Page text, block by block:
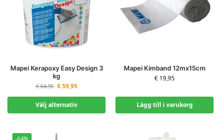
Mapei Kerapoxy Easy Design 3
kg
€64,95 €59,95
Välj alternativ
Mapei Kimband 12mx15cm
€ 19,95
Lägg till i varukorg
-64%